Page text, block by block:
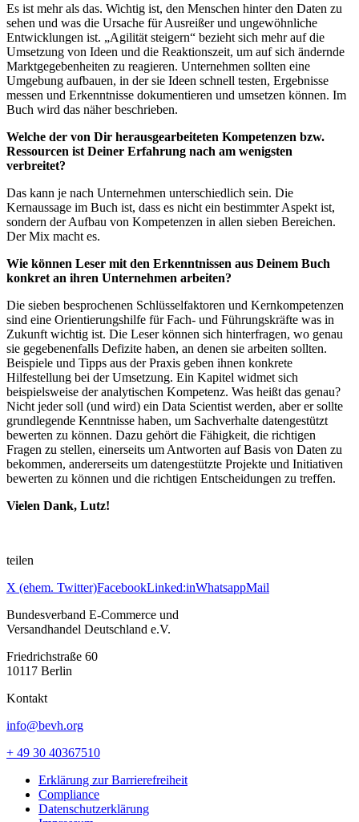
Es ist mehr als das. Wichtig ist, den Menschen hinter den Daten zu
sehen und was die Ursache für Ausreißer und ungewöhnliche
Entwicklungen ist. „Agilität steigern“ bezieht sich mehr auf die
Umsetzung von Ideen und die Reaktionszeit, um auf sich ändernde
Marktgegebenheiten zu reagieren. Unternehmen sollten eine
Umgebung aufbauen, in der sie Ideen schnell testen, Ergebnisse
messen und Erkenntnisse dokumentieren und umsetzen können. Im
Buch wird das näher beschrieben.
Welche der von Dir herausgearbeiteten Kompetenzen bzw.
Ressourcen ist Deiner Erfahrung nach am wenigsten
verbreitet?
Das kann je nach Unternehmen unterschiedlich sein. Die
Kernaussage im Buch ist, dass es nicht ein bestimmter Aspekt ist,
sondern der Aufbau von Kompetenzen in allen sieben Bereichen.
Der Mix macht es.
Wie können Leser mit den Erkenntnissen aus Deinem Buch
konkret an ihren Unternehmen arbeiten?
Die sieben besprochenen Schlüsselfaktoren und Kernkompetenzen
sind eine Orientierungshilfe für Fach- und Führungskräfte was in
Zukunft wichtig ist. Die Leser können sich hinterfragen, wo genau
sie gegebenenfalls Defizite haben, an denen sie arbeiten sollten.
Beispiele und Tipps aus der Praxis geben ihnen konkrete
Hilfestellung bei der Umsetzung. Ein Kapitel widmet sich
beispielsweise der analytischen Kompetenz. Was heißt das genau?
Nicht jeder soll (und wird) ein Data Scientist werden, aber er sollte
grundlegende Kenntnisse haben, um Sachverhalte datengestützt
bewerten zu können. Dazu gehört die Fähigkeit, die richtigen
Fragen zu stellen, einerseits um Antworten auf Basis von Daten zu
bekommen, andererseits um datengestützte Projekte und Initiativen
bewerten zu können und die richtigen Entscheidungen zu treffen.
Vielen Dank, Lutz!
teilen
X (ehem. Twitter)FacebookLinked:inWhatsappMail
Bundesverband E-Commerce und
Versandhandel Deutschland e.V.
Friedrichstraße 60
10117 Berlin
Kontakt
info@bevh.org
+ 49 30 40367510
Erklärung zur Barrierefreiheit
Compliance
Datenschutzerklärung